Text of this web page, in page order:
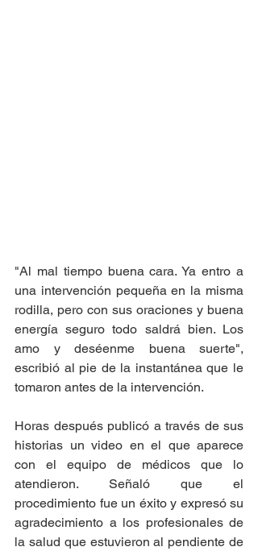
"Al mal tiempo buena cara. Ya entro a
una intervención pequeña en la misma
rodilla, pero con sus oraciones y buena
energía seguro todo saldrá bien. Los
amo y deséenme buena suerte",
escribió al pie de la instantánea que le
tomaron antes de la intervención.
Horas después publicó a través de sus
historias un video en el que aparece
con el equipo de médicos que lo
atendieron. Señaló que el
procedimiento fue un éxito y expresó su
agradecimiento a los profesionales de
la salud que estuvieron al pendiente de